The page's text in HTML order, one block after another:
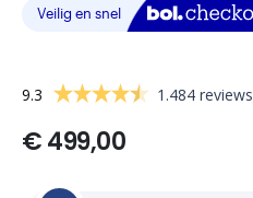
9.3 1.484 reviews
€499,00